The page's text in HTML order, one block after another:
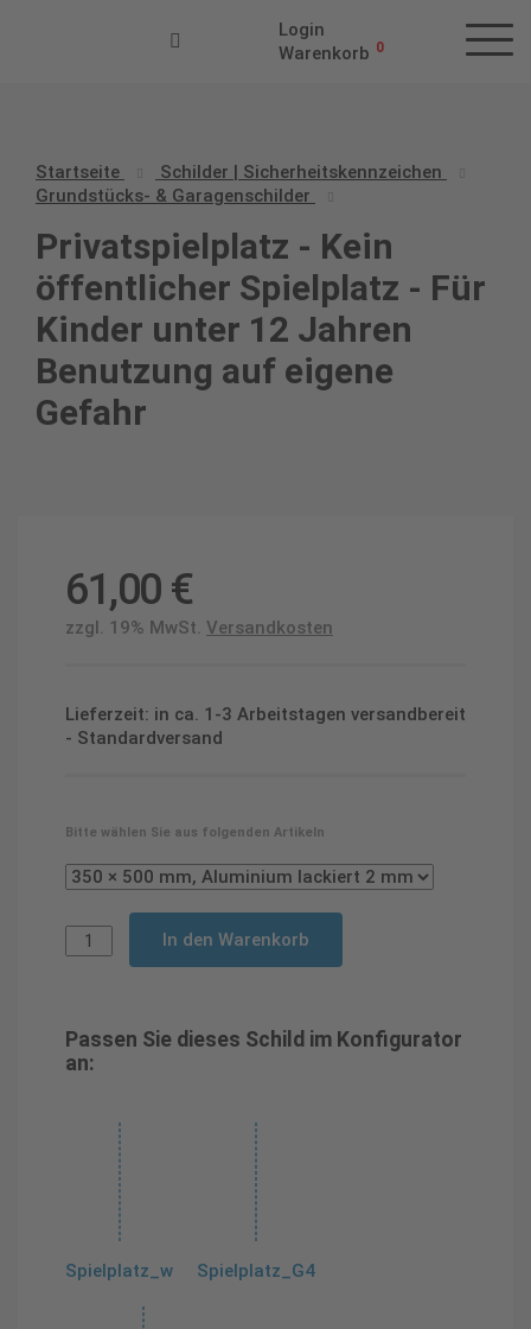
Login
Warenkorb 0
Startseite
Schilder | Sicherheitskennzeichen
Grundstücks- & Garagenschilder
Privatspielplatz - Kein
öffentlicher Spielplatz - Für
Kinder unter 12 Jahren
Benutzung auf eigene
Gefahr
61,00 €
zzgl. 19% MwSt. Versandkosten
Lieferzeit: in ca. 1-3 Arbeitstagen versandbereit
- Standardversand
Bitte wählen Sie aus folgenden Artikeln
In den Warenkorb
Passen Sie dieses Schild im Konfigurator
an:
Spielplatz_w Spielplatz_G4